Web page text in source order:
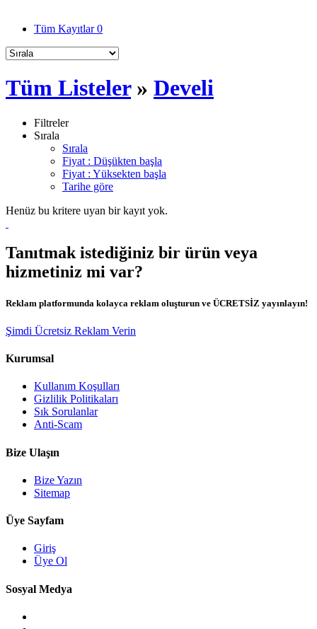
Tüm Kayıtlar0
Tüm Listeler» Develi
Filtreler
Sırala
Sırala
Fiyat : Düşükten başla
Fiyat : Yüksekten başla
Tarihe göre
Henüz bu kritere uyan bir kayıt yok.
Tanıtmak istediğiniz bir ürün veya
hizmetiniz mi var?
Reklam platformunda kolayca reklam oluşturun ve ÜCRETSİZ yayınlayın!
Şimdi Ücretsiz Reklam Verin
Kurumsal
Kullanım Koşulları
Gizlilik Politikaları
Sık Sorulanlar
Anti-Scam
Bize Ulaşın
Bize Yazın
Sitemap
Üye Sayfam
Giriş
Üye Ol
Sosyal Medya